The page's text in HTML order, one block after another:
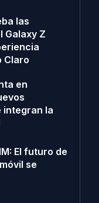
las
Galaxy Z
Claro
en
integran la
El futuro de
se